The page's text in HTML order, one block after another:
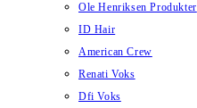
Ole Henriksen Produkter
ID Hair
American Crew
Renati Voks
Dfi Voks